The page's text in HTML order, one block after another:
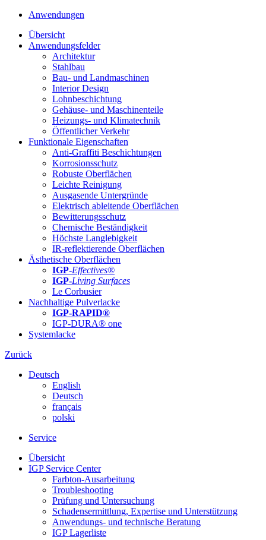
Anwendungen
Übersicht
Anwendungsfelder
Architektur
Stahlbau
Bau- und Landmaschinen
Interior Design
Lohnbeschichtung
Gehäuse- und Maschinenteile
Heizungs- und Klimatechnik
Öffentlicher Verkehr
Funktionale Eigenschaften
Anti-Graffiti Beschichtungen
Korrosionsschutz
Robuste Oberflächen
Leichte Reinigung
Ausgasende Untergründe
Elektrisch ableitende Oberflächen
Bewitterungsschutz
Chemische Beständigkeit
Höchste Langlebigkeit
IR-reflektierende Oberflächen
Ästhetische Oberflächen
IGP-Effectives®
IGP-Living Surfaces
Le Corbusier
Nachhaltige Pulverlacke
IGP-RAPID®
IGP-DURA® one
Systemlacke
Zurück
Deutsch
English
Deutsch
français
polski
Service
Übersicht
IGP Service Center
Farbton-Ausarbeitung
Troubleshooting
Prüfung und Untersuchung
Schadensermittlung, Expertise und Unterstützung
Anwendungs- und technische Beratung
IGP Lagerliste